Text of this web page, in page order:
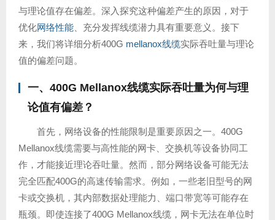
与理论值存在偏差。深入探究这种偏差产生的原因，对于
优化网络性能 、充分发挥线缆潜力具有重要意义。接下
来，我们将详细分析400G mellanox线缆实际吞吐量与理论
值的偏差问题。
一、400G Mellanox线缆实际吞吐量为何与理
论值有偏差？
首先，网络设备的性能限制是重要原因之一。400G
Mellanox线缆需要与高性能的网卡、交换机等设备协同工
作，才能接近理论吞吐量。然而，部分网络设备可能无法
完全匹配400G的高速传输需求。例如，一些老旧型号的网
卡或交换机，其内部数据处理能力、端口带宽等可能存在
瓶颈。即使连接了400G Mellanox线缆，网卡无法在单位时